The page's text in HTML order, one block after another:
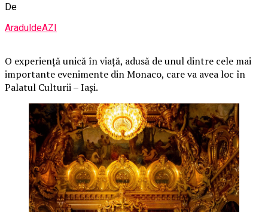
De
AraduldeAZI
O experiență unică în viață, adusă de unul dintre cele mai
importante evenimente din Monaco, care va avea loc în
Palatul Culturii – Iași.